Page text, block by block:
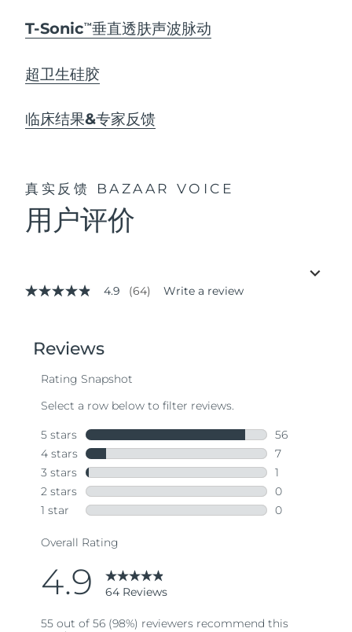
T-SonicTM 垂直透肤声波脉动
超卫生硅胶
临床结果&专家反馈
真实反馈 BAZAAR VOICE
用户评价
4.9
stars,
average
value.
Same
page
link.
4.9 (64) Write a review